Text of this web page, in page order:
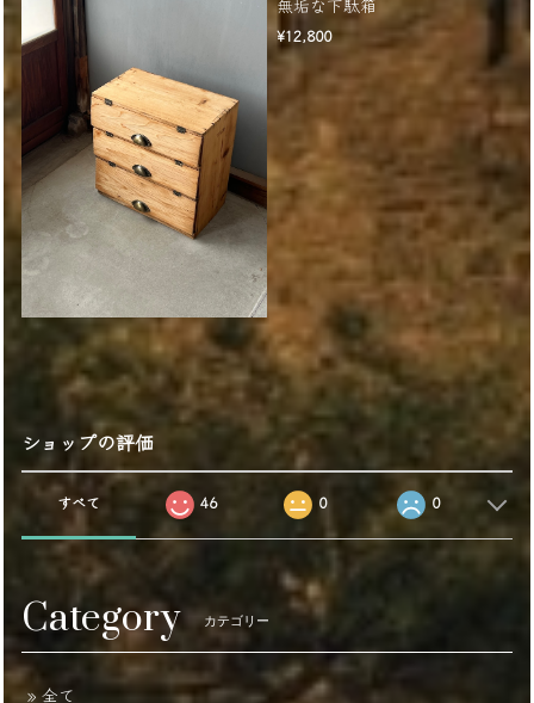
¥12,800
ショップの評価
すべて 46 0 0
Category カテゴリー
全て